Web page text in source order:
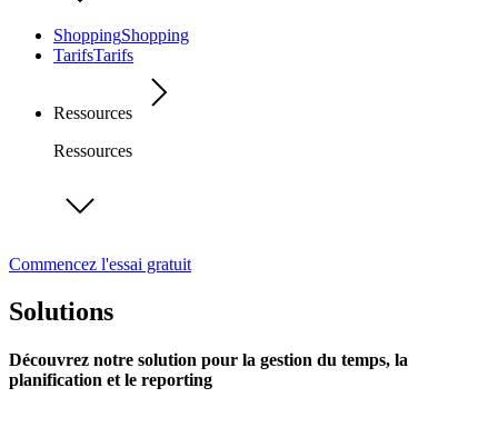
ShoppingShopping
TarifsTarifs
Ressources
Ressources
Commencez l'essai gratuit
Solutions
Découvrez notre solution pour la gestion du temps, la
planification et le reporting